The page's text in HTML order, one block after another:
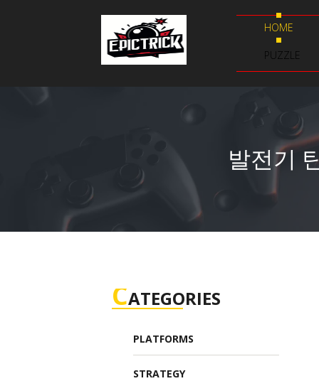
HOME
PUZZLE
발전기
CATEGORIES
PLATFORMS
STRATEGY